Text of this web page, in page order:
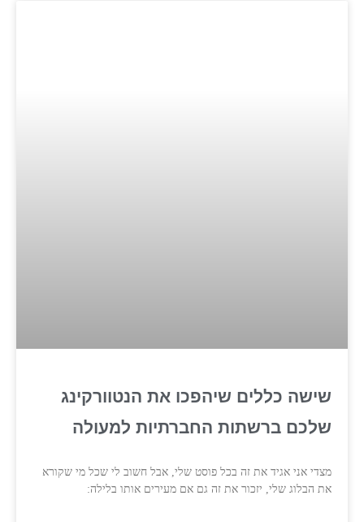
שישה כללים שיהפכו את הנטוורקינג
שלכם ברשתות החברתיות למעולה
מצדי אני אגיד את זה בכל פוסט שלי, אבל חשוב לי שכל מי שקורא
את הבלוג שלי, יזכור את זה גם אם מעירים אותו בלילה: